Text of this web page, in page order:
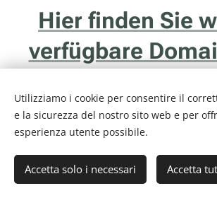
Hier finden Sie
verfügbare
Internethotel.it è un servizio della ditta
Ghiaie, 20/1 - 38122 - Trento (TN) - P.I.
Utilizziamo i cookie per consentire il
e la sicurezza del nostro sito web e per
esperienza utente possibile.
Accetta solo i necessari Accetta